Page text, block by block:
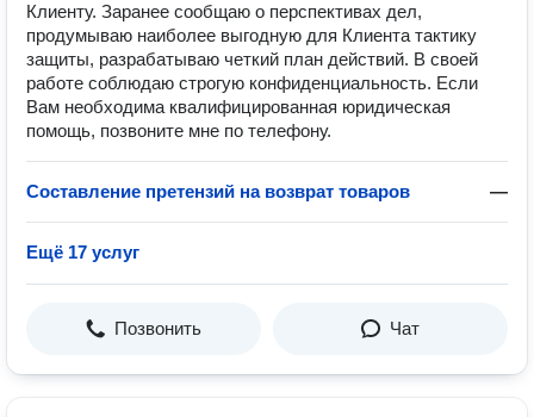
Клиенту. Заранее сообщаю о перспективах дел,
продумываю наиболее выгодную для Клиента тактику
защиты, разрабатываю четкий план действий. В своей
работе соблюдаю строгую конфиденциальность. Если
Вам необходима квалифицированная юридическая
помощь, позвоните мне по телефону.
Составление претензий на возврат товаров —
Ещё 17 услуг
Позвонить Чат